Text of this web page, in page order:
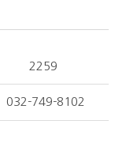
2259
032-749-8102